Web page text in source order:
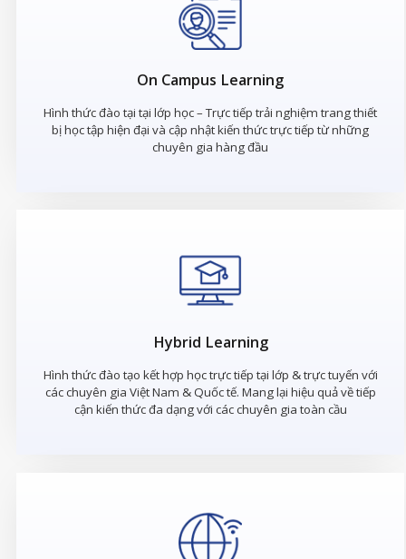
On Campus Learning
Hình thức đào tại tại lớp học – Trực tiếp trải nghiệm trang thiết
bị học tập hiện đại và cập nhật kiến thức trực tiếp từ những
chuyên gia hàng đầu
Hybrid Learning
Hình thức đào tạo kết hợp học trực tiếp tại lớp & trực tuyến với
các chuyên gia Việt Nam & Quốc tế. Mang lại hiệu quả về tiếp
cận kiến thức đa dạng với các chuyên gia toàn cầu